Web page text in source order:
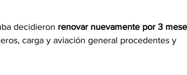
decidieron renovar nuevamente por 3
carga y aviación general procedentes y